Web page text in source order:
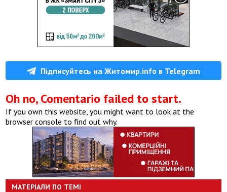
Підписуйтесь на Житомир.info в Telegram
Oh no, Comentario failed to start.
If you own this website, you might want to look at the
browser console to find out why.
МАТЕРІАЛИ ПО ТЕМІ